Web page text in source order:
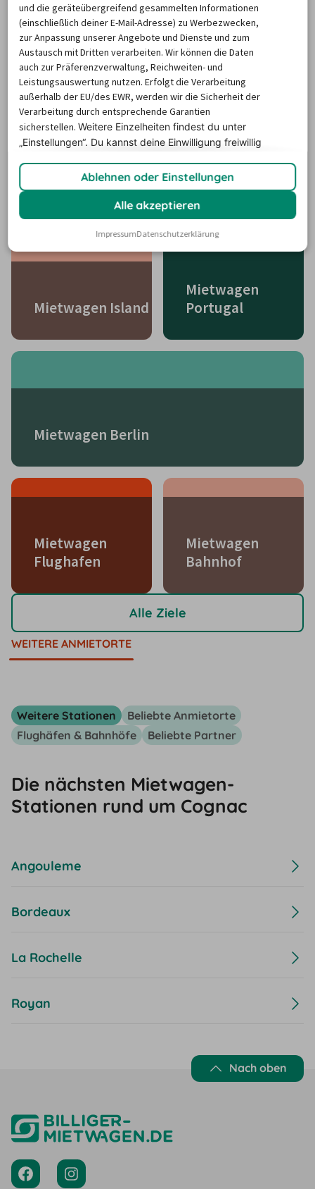
Mietwagen Mallorca
Mietwagen USA
Mietwagen
Spanien
Mietwagen Island
Mietwagen
Portugal
Mietwagen Berlin
Mietwagen
Flughafen
Mietwagen
Bahnhof
Alle Ziele
WEITERE ANMIETORTE
Weitere Stationen
Beliebte Anmietorte
Flughäfen & Bahnhöfe
Beliebte Partner
Die nächsten Mietwagen-
Stationen rund um Cognac
Angouleme
Bordeaux
La Rochelle
Royan
Nach oben
und die geräteübergreifend gesammelten Informationen
(einschließlich deiner E-Mail-Adresse) zu Werbezwecken,
zur Anpassung unserer Angebote und Dienste und zum
Austausch mit Dritten verarbeiten. Wir können die Daten
auch zur Präferenzverwaltung, Reichweiten- und
Leistungsauswertung nutzen. Erfolgt die Verarbeitung
außerhalb der EU/des EWR, werden wir die Sicherheit der
Verarbeitung durch entsprechende Garantien
sicherstellen.Weitere Einzelheiten findest du unter
„Einstellungen“. Du kannst deine Einwilligung freiwillig
Ablehnen oder Einstellungen
Alle akzeptieren
ImpressumDatenschutzerklärung